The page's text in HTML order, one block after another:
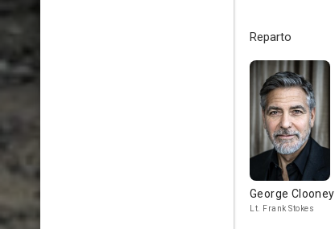
Reparto
George Clooney
Lt. Frank Stokes